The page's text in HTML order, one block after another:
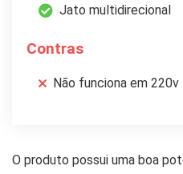
Jato multidirecional
Contras
Não funciona em 220v
O produto possui uma boa